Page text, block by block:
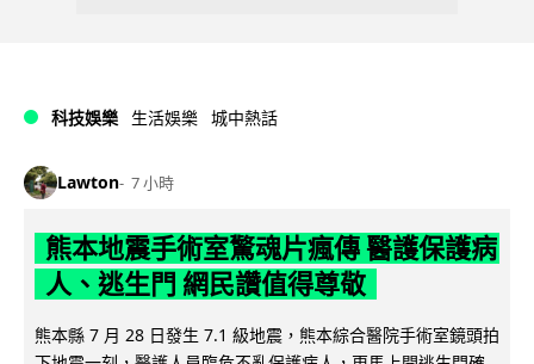
科技娛樂 生活娛樂 城中熱話
Lawton 7 小時
熊本地震手術室驚魂片瘋傳 醫護保護病
人、逃生門 網民讚值得尊敬
熊本縣 7 月 28 日發生 7.1 級地震，熊本綜合醫院手術室鏡頭拍